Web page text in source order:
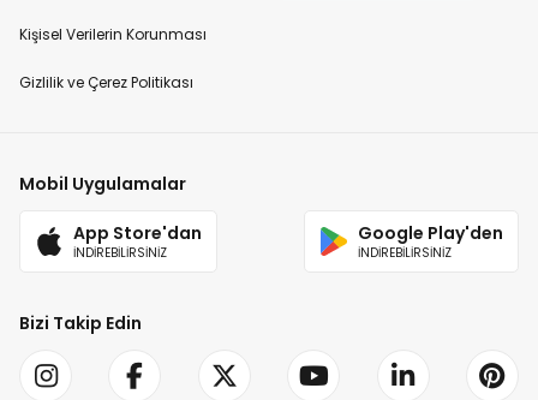
Kişisel Verilerin Korunması
Gizlilik ve Çerez Politikası
Mobil Uygulamalar
App Store'dan
İNDİREBİLİRSİNİZ
Google Play'den
İNDİREBİLİRSİNİZ
Bizi Takip Edin